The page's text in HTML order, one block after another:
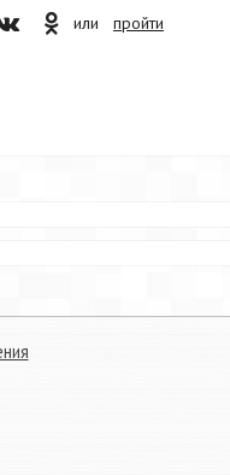
или пройти